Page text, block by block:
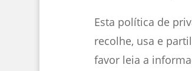
Esta política de
recolhe, usa e
favor leia a